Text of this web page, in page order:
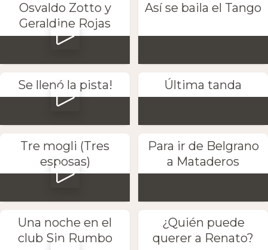
Osvaldo Zotto y
Geraldine Rojas
Así se baila el Tango
Se llenó la pista! Última tanda
Tre mogli (Tres
esposas)
Para ir de Belgrano
a Mataderos
Una noche en el
club Sin Rumbo
¿Quién puede
querer a Renato?